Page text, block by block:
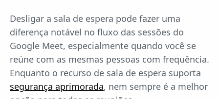
Desligar a sala de espera pode fazer uma
diferença notável no fluxo das sessões do
Google Meet, especialmente quando você se
reúne com as mesmas pessoas com frequência.
Enquanto o recurso de sala de espera suporta
segurança aprimorada, nem sempre é a melhor